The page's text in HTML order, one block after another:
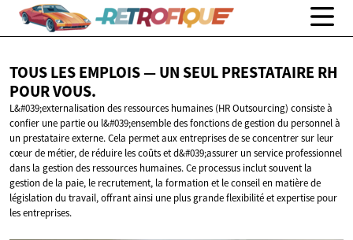
TOUS LES EMPLOIS — UN SEUL PRESTATAIRE RH
POUR VOUS.
L&#039;externalisation des ressources humaines (HR Outsourcing) consiste à
confier une partie ou l&#039;ensemble des fonctions de gestion du personnel à
un prestataire externe. Cela permet aux entreprises de se concentrer sur leur
cœur de métier, de réduire les coûts et d&#039;assurer un service professionnel
dans la gestion des ressources humaines. Ce processus inclut souvent la
gestion de la paie, le recrutement, la formation et le conseil en matière de
législation du travail, offrant ainsi une plus grande flexibilité et expertise pour
les entreprises.